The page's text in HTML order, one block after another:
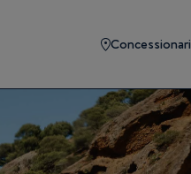
Concessionari